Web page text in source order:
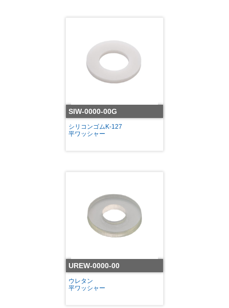
SIW-0000-00G
シリコンゴムK-127
平ワッシャー
UREW-0000-00
ウレタン
平ワッシャー